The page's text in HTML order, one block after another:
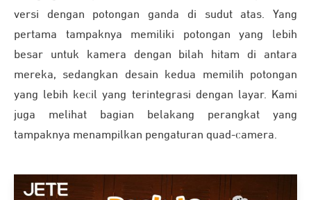
versi dengan potongan ganda di sudut atas. Yang
pertama tampaknya memiliki potongan yang lebih
besar untuk kamera dengan bilah hitam di antara
mereka, sedangkan desain kedua memilih potongan
yang lebih kecil yang terintegrasi dengan layar. Kami
juga melihat bagian belakang perangkat yang
tampaknya menampilkan pengaturan quad-camera.